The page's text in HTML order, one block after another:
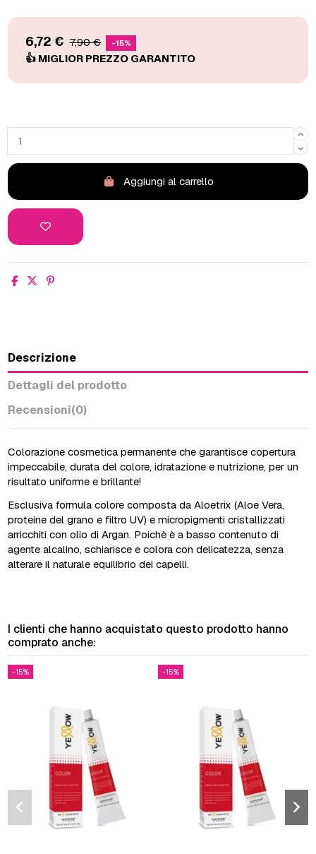
6,72 € 7,90 € -15%
Aggiungi al carrello
Descrizione
Dettagli del prodotto
Recensioni(0)
Colorazione cosmetica permanente che garantisce copertura
impeccabile, durata del colore, idratazione e nutrizione, per un
risultato uniforme e brillante!
Esclusiva formula colore composta da Aloetrix (Aloe Vera,
proteine del grano e filtro UV) e micropigmenti cristallizzati
arricchiti con olio di Argan. Poichè è a basso contenuto di
agente alcalino, schiarisce e colora con delicatezza, senza
alterare il naturale equilibrio dei capelli.
I clienti che hanno acquistato questo prodotto hanno
comprato anche:
-15% -15%